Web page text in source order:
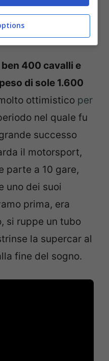
– Tuning.it
400 cavalli e
di sole 1.600
ottimistico per
nel quale fu
successo
il motorsport,
parte a 10 gare,
uno dei suoi
prima, era
si ruppe un tubo
la supercar al
fine del sogno.